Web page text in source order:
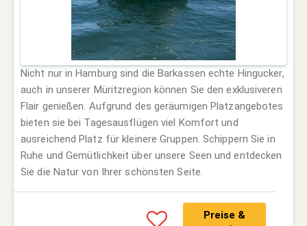
Nicht nur in Hamburg sind die Barkassen echte Hingucker,
auch in unserer Müritzregion können Sie den exklusiveren
Flair genießen. Aufgrund des geräumigen Platzangebotes
bieten sie bei Tagesausflügen viel Komfort und
ausreichend Platz für kleinere Gruppen. Schippern Sie in
Ruhe und Gemütlichkeit über unsere Seen und entdecken
Sie die Natur von Ihrer schönsten Seite.
Preise &